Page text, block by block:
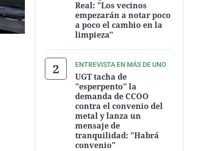
Real: "Los vecinos
empezarán a notar poco
a poco el cambio en la
limpieza"
ENTREVISTA EN MÁS DE UNO
UGT tacha de
"esperpento" la
demanda de CCOO
contra el convenio del
metal y lanza un
mensaje de
tranquilidad: "Habrá
convenio"